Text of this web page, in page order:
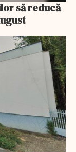
să reducă